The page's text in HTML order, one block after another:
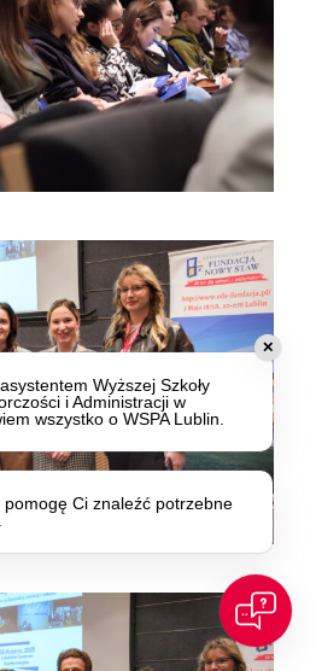
✕
Wyższej Szkoły
i Administracji w
wszystko o WSPA Lublin.
pomogę Ci znaleźć potrzebne